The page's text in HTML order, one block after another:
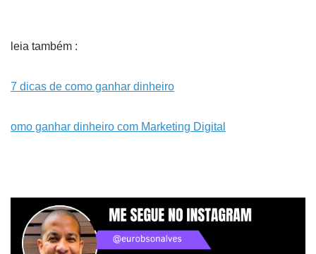
leia também :
7 dicas de como ganhar dinheiro
omo ganhar dinheiro com Marketing Digital